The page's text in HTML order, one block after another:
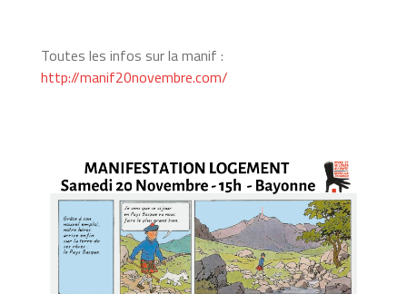
Toutes les infos sur la manif :
http://manif20novembre.com/